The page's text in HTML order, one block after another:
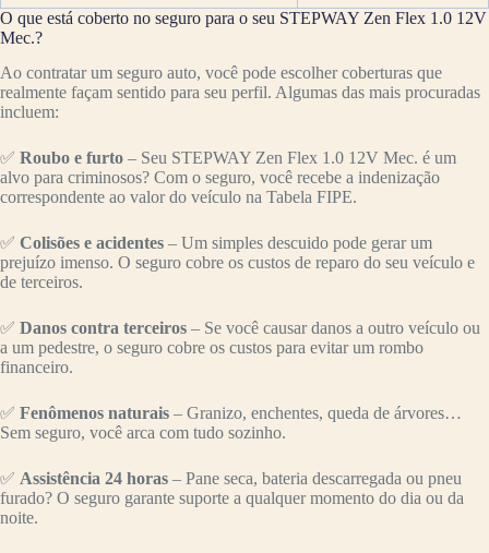
O que está coberto no seguro para o seu STEPWAY Zen Flex 1.0 12V
Mec.?
Ao contratar um seguro auto, você pode escolher coberturas que
realmente façam sentido para seu perfil. Algumas das mais procuradas
incluem:
✅ Roubo e furto – Seu STEPWAY Zen Flex 1.0 12V Mec. é um
alvo para criminosos? Com o seguro, você recebe a indenização
correspondente ao valor do veículo na Tabela FIPE.
✅ Colisões e acidentes – Um simples descuido pode gerar um
prejuízo imenso. O seguro cobre os custos de reparo do seu veículo e
de terceiros.
✅ Danos contra terceiros – Se você causar danos a outro veículo ou
a um pedestre, o seguro cobre os custos para evitar um rombo
financeiro.
✅ Fenômenos naturais – Granizo, enchentes, queda de árvores…
Sem seguro, você arca com tudo sozinho.
✅ Assistência 24 horas – Pane seca, bateria descarregada ou pneu
furado? O seguro garante suporte a qualquer momento do dia ou da
noite.